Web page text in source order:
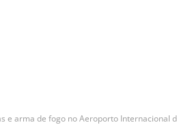
e arma de fogo no Aeroporto Internacional